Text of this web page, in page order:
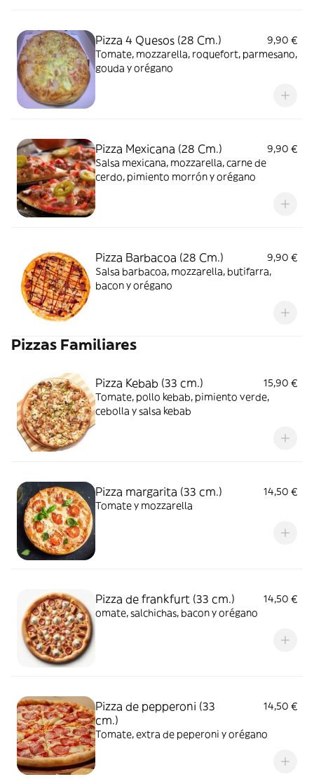
Pizza 4 Quesos (28 Cm.)
9,90 €
Tomate, mozzarella, roquefort, parmesano,
gouda y orégano
Pizza Mexicana (28 Cm.)
9,90 €
Salsa mexicana, mozzarella, carne de
cerdo, pimiento morrón y orégano
Pizza Barbacoa (28 Cm.)
9,90 €
Salsa barbacoa, mozzarella, butifarra,
bacon y orégano
Pizzas Familiares
Pizza Kebab (33 cm.)
15,90 €
Tomate, pollo kebab, pimiento verde,
cebolla y salsa kebab
Pizza margarita (33 cm.)
14,50 €
Tomate y mozzarella
Pizza de frankfurt (33 cm.)
14,50 €
omate, salchichas, bacon y orégano
Pizza de pepperoni (33
cm.)
14,50 €
Tomate, extra de peperoni y orégano